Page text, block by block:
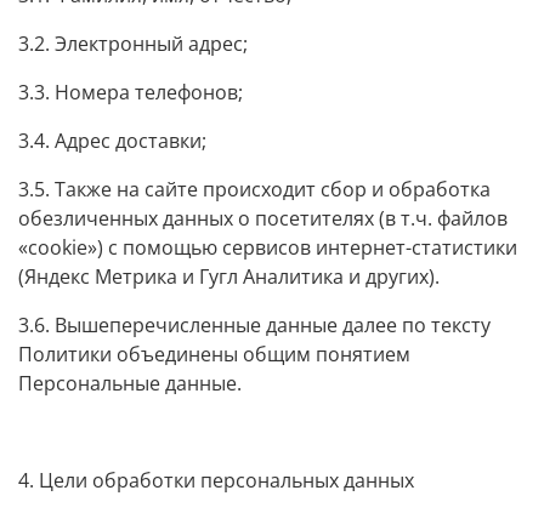
3.2. Электронный адрес;
3.3. Номера телефонов;
3.4. Адрес доставки;
3.5. Также на сайте происходит сбор и обработка
обезличенных данных о посетителях (в т.ч. файлов
«cookie») с помощью сервисов интернет-статистики
(Яндекс Метрика и Гугл Аналитика и других).
3.6. Вышеперечисленные данные далее по тексту
Политики объединены общим понятием
Персональные данные.
4. Цели обработки персональных данных